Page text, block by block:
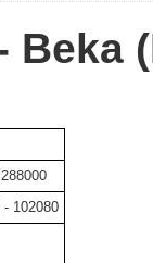
- 102080